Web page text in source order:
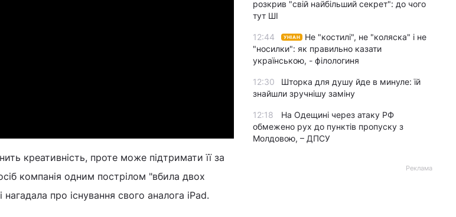
креативність, проте може підтримати її за
компанія одним пострілом "вбила двох
про існування свого аналога iPad.
розкрив "свій найбільший секрет": до чого
тут ШІ
12:44 УНІАН
Не "костилі", не "коляска" і не
"носилки": як правильно казати
українською, - філологиня
12:30
Шторка для душу йде в минуле: їй
знайшли зручнішу заміну
12:18
На Одещині через атаку РФ
обмежено рух до пунктів пропуску з
Молдовою, – ДПСУ
Реклама